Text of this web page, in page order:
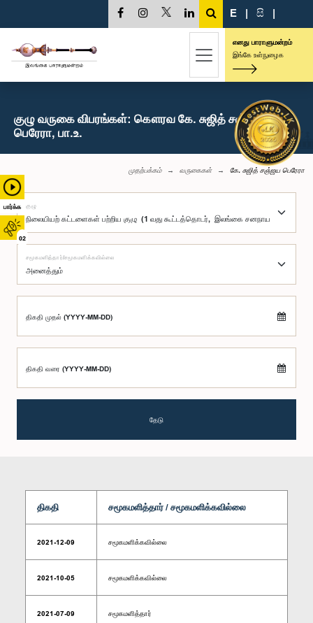
பார்க்க
02
E | සි |
எனது பாராளுமன்றம்
இங்கே உள்நுழைக
குழு வருகை விபரங்கள்: கௌரவ கே. சுஜித் சஞ்ஜய
பெரேரா, பா.உ.
முதற்பக்கம் வருகைகள் கே. சுஜித் சஞ்ஜய பெரேரா
குழு
சமூகமளித்தார்/சமூகமளிக்கவில்லை
திகதி முதல் (YYYY-MM-DD)
திகதி வரை (YYYY-MM-DD)
தேடு
திகதி சமூகமளித்தார் / சமூகமளிக்கவில்லை
2021-12-09 சமூகமளிக்கவில்லை
2021-10-05 சமூகமளிக்கவில்லை
2021-07-09 சமூகமளித்தார்